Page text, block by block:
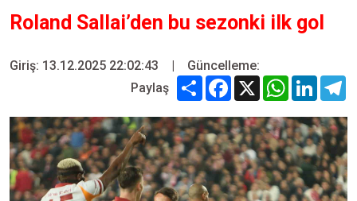
Roland Sallai’den bu sezonki ilk gol
Giriş: 13.12.2025 22:02:43 |
Güncelleme:
Paylaş
Share Facebook
X WhatsApp